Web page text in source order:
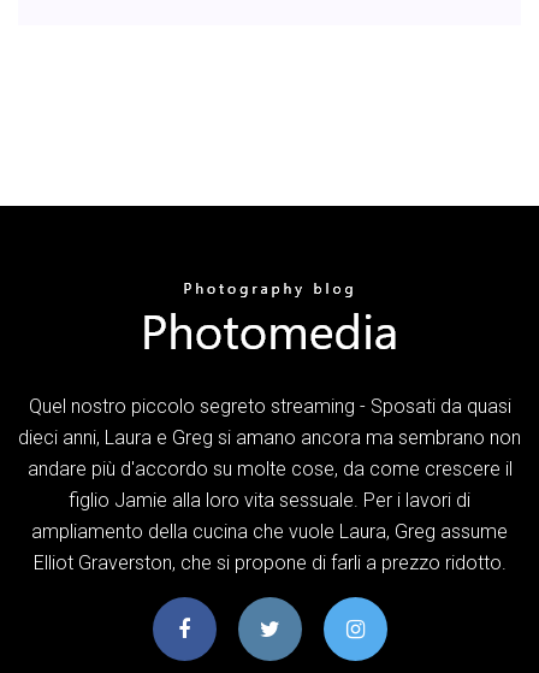
Quel nostro piccolo segreto streaming - Sposati da quasi
dieci anni, Laura e Greg si amano ancora ma sembrano non
andare più d'accordo su molte cose, da come crescere il
figlio Jamie alla loro vita sessuale. Per i lavori di
ampliamento della cucina che vuole Laura, Greg assume
Elliot Graverston, che si propone di farli a prezzo ridotto.